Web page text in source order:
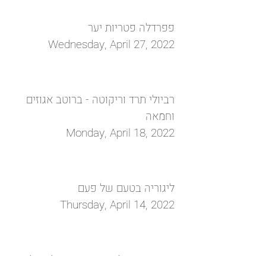
פפרדלה פטריות יער
Wednesday, April 27, 2022
רביולי תרד וריקוטה - ברוטב אגוזים
וחמאה
Monday, April 18, 2022
ליגוריה בטעם של פעם
Thursday, April 14, 2022